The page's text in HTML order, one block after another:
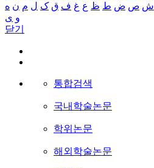
ش ص ض ط ظ ع غ ف ق ک ل م ن ه
و ی
닫기
통합검색
국내학술논문
학위논문
해외학술논문